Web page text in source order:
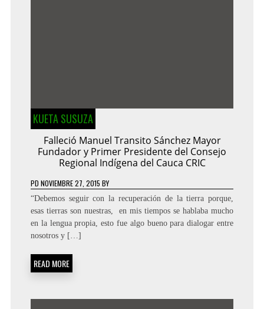
KUETA SUSUZA
Falleció Manuel Transito Sánchez Mayor
Fundador y Primer Presidente del Consejo
Regional Indígena del Cauca CRIC
PD NOVIEMBRE 27, 2015 BY
“Debemos seguir con la recuperación de la tierra porque,
esas tierras son nuestras, en mis tiempos se hablaba mucho
en la lengua propia, esto fue algo bueno para dialogar entre
nosotros y […]
READ MORE